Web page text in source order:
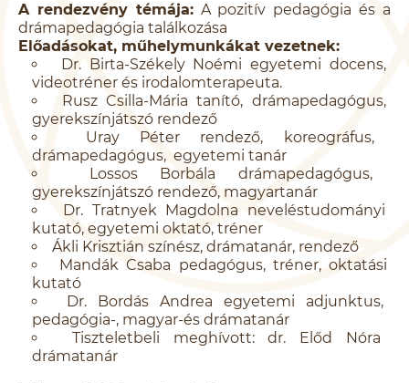
A rendezvény témája:A pozitív pedagógia és a
drámapedagógia találkozása
Előadásokat, műhelymunkákat vezetnek:
Dr. Birta-Székely Noémi egyetemi docens,
videotréner és irodalomterapeuta.
Rusz Csilla-Mária tanító, drámapedagógus,
gyerekszínjátszó rendező
Uray Péter rendező, koreográfus,
drámapedagógus, egyetemi tanár
Lossos Borbála drámapedagógus,
gyerekszínjátszó rendező, magyartanár
Dr. Tratnyek Magdolna neveléstudományi
kutató, egyetemi oktató, tréner
Ákli Krisztián színész, drámatanár, rendező
Mandák Csaba pedagógus, tréner, oktatási
kutató
Dr. Bordás Andrea egyetemi adjunktus,
pedagógia-, magyar-és drámatanár
Tiszteletbeli meghívott: dr. Előd Nóra
drámatanár